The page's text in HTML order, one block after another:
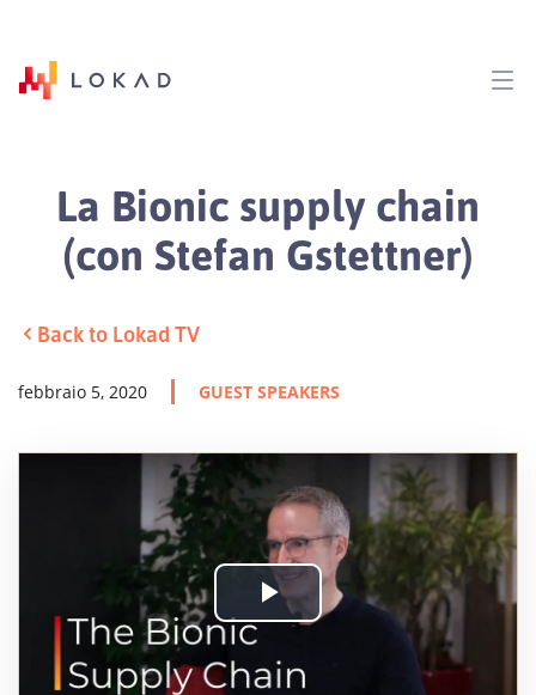
La Bionic supply chain
(con Stefan Gstettner)
Back to Lokad TV
febbraio 5, 2020 GUEST SPEAKERS
Play
Video